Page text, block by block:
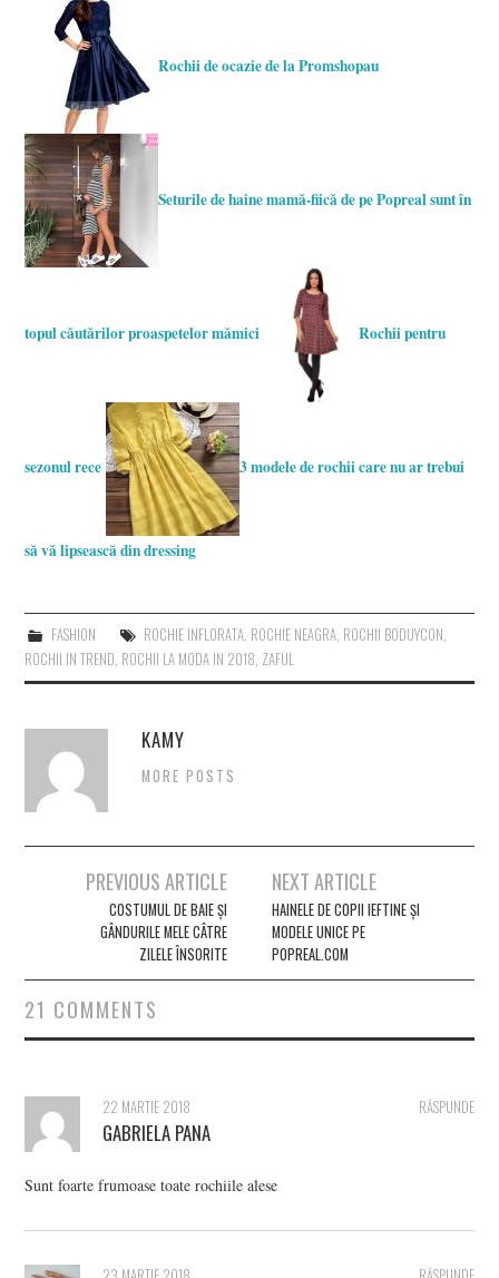
Rochii de ocazie de la Promshopau
Seturile de haine mamă-fiică de pe Popreal sunt în
topul căutărilor proaspetelor mămici Rochii pentru
sezonul rece 3 modele de rochii care nu ar trebui
să vă lipsească din dressing
FASHION ROCHIE INFLORATA, ROCHIE NEAGRA, ROCHII BODUYCON
ROCHII IN TREND ROCHII LA MODA IN 2018 ZAFUL
KAMY
MORE POSTS
navigation
PREVIOUS ARTICLE
COSTUMUL DE BAIE ȘI
GÂNDURILE MELE CÂTRE
ZILELE ÎNSORITE
NEXT ARTICLE
HAINELE DE COPII IEFTINE ȘI
MODELE UNICE PE
POPREAL.COM
21 COMMENTS
RĂSPUNDE
22 MARTIE 2018
GABRIELA PANA
Sunt foarte frumoase toate rochiile alese